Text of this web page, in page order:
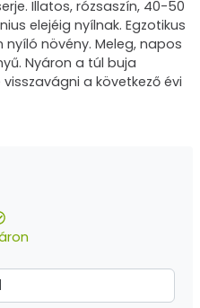
Illatos, rózsaszín, 40-50
elejéig nyílnak. Egzotikus
növény. Meleg, napos
Nyáron a túl buja
a következő évi